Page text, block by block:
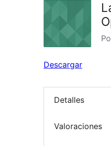
Descargar
Detalles
Valoraciones